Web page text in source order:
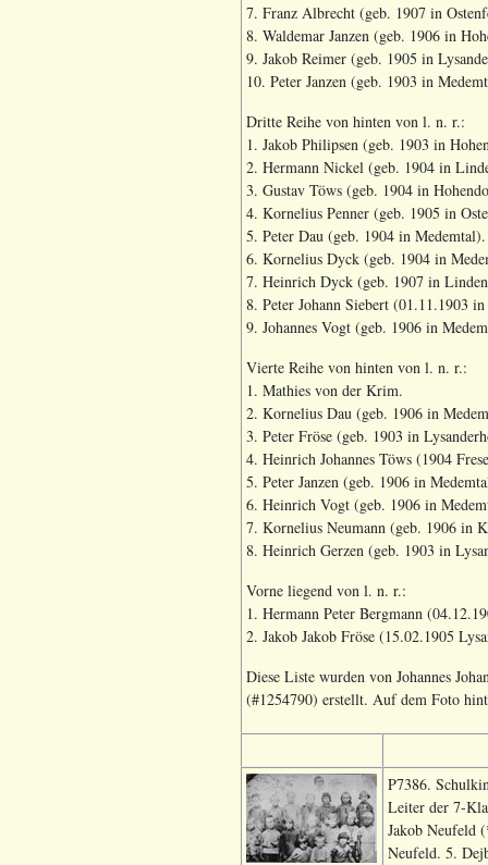
7. Franz Albrecht (geb. 1907 in
8. Waldemar Janzen (geb. 1906 in
9. Jakob Reimer (geb. 1905 in
10. Peter Janzen (geb. 1903 in
Dritte Reihe von hinten von l. n. r.:
1. Jakob Philipsen (geb. 1903 in
2. Hermann Nickel (geb. 1904 in
3. Gustav Töws (geb. 1904 in
4. Kornelius Penner (geb. 1905 in
5. Peter Dau (geb. 1904 in Medemtal).
6. Kornelius Dyck (geb. 1904 in
7. Heinrich Dyck (geb. 1907 in
8. Peter Johann Siebert (01.11.1903
9. Johannes Vogt (geb. 1906 in
Vierte Reihe von hinten von l. n. r.:
1. Mathies von der Krim.
2. Kornelius Dau (geb. 1906 in
3. Peter Fröse (geb. 1903 in
4. Heinrich Johannes Töws (1904
5. Peter Janzen (geb. 1906 in
6. Heinrich Vogt (geb. 1906 in
7. Kornelius Neumann (geb. 1906 in
8. Heinrich Gerzen (geb. 1903 in
Vorne liegend von l. n. r.:
1. Hermann Peter Bergmann
2. Jakob Jakob Fröse (15.02.1905
Diese Liste wurden von Johannes
(#1254790) erstellt. Auf dem Foto
P7386.
Leiter der 7-
Jakob Neufeld
Neufeld. 5.